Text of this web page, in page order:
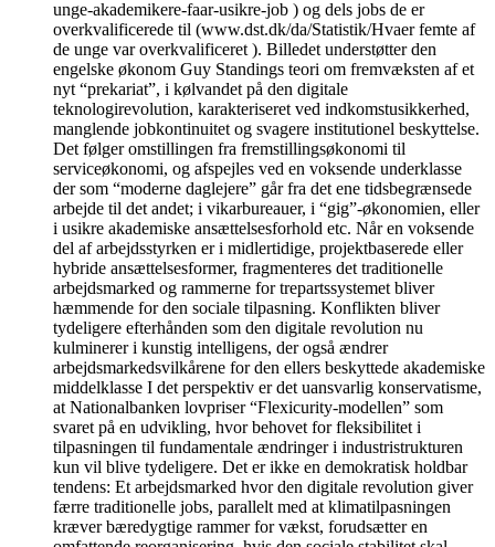
unge-akademikere-faar-usikre-job ) og dels jobs de er
overkvalificerede til (www.dst.dk/da/Statistik/Hvaer femte af
de unge var overkvalificeret ). Billedet understøtter den
engelske økonom Guy Standings teori om fremvæksten af et
nyt “prekariat”, i kølvandet på den digitale
teknologirevolution, karakteriseret ved indkomstusikkerhed,
manglende jobkontinuitet og svagere institutionel beskyttelse.
Det følger omstillingen fra fremstillingsøkonomi til
serviceøkonomi, og afspejles ved en voksende underklasse
der som “moderne daglejere” går fra det ene tidsbegrænsede
arbejde til det andet; i vikarbureauer, i “gig”-økonomien, eller
i usikre akademiske ansættelsesforhold etc. Når en voksende
del af arbejdsstyrken er i midlertidige, projektbaserede eller
hybride ansættelsesformer, fragmenteres det traditionelle
arbejdsmarked og rammerne for trepartssystemet bliver
hæmmende for den sociale tilpasning. Konflikten bliver
tydeligere efterhånden som den digitale revolution nu
kulminerer i kunstig intelligens, der også ændrer
arbejdsmarkedsvilkårene for den ellers beskyttede akademiske
middelklasse I det perspektiv er det uansvarlig konservatisme,
at Nationalbanken lovpriser “Flexicurity-modellen” som
svaret på en udvikling, hvor behovet for fleksibilitet i
tilpasningen til fundamentale ændringer i industristrukturen
kun vil blive tydeligere. Det er ikke en demokratisk holdbar
tendens: Et arbejdsmarked hvor den digitale revolution giver
færre traditionelle jobs, parallelt med at klimatilpasningen
kræver bæredygtige rammer for vækst, forudsætter en